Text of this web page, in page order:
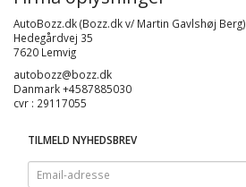
AutoBozz.dk (Bozz.dk v/ Martin Gavlshøj Berg)
Hedegårdvej 35
7620 Lemvig
autobozz@bozz.dk
Danmark +4587885030
cvr : 29117055
TILMELD NYHEDSBREV
Email-
adresse